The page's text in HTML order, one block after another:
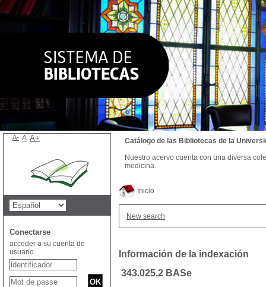
Inicio
New search
Información de la indexación
343.025.2 BASe
Catálogo de las Bibliotecas de la
Nuestro acervo cuenta con una diversa
medicina.
A- A A+
Conectarse
acceder a su cuenta de
usuario